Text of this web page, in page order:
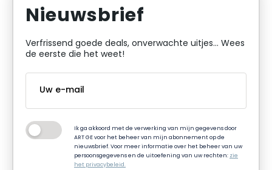
Nieuwsbrief
Verfrissend goede deals, onverwachte uitjes... Wees
de eerste die het weet!
Ik ga akkoord met de verwerking van mijn gegevens door
ART GE voor het beheer van mijn abonnement op de
nieuwsbrief. Voor meer informatie over het beheer van uw
persoonsgegevens en de uitoefening van uw rechten: zie
het privacybeleid.